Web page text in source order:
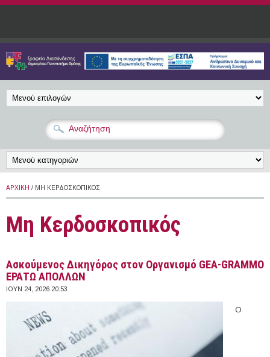
Παράκαμψη προς το κυρίως περιεχόμενο
ΑΡΧΙΚΉ / ΜΗ ΚΕΡΔΟΣΚΟΠΙΚΌΣ
Μη Κερδοσκοπικός
Ασκούμενος Δικηγόρος στον Οργανισμό GEA-GRAMMO
ΕΡΑΤΩ ΑΠΟΛΛΩΝ
ΙΟΥΝ 24, 2026 20:53
Ο